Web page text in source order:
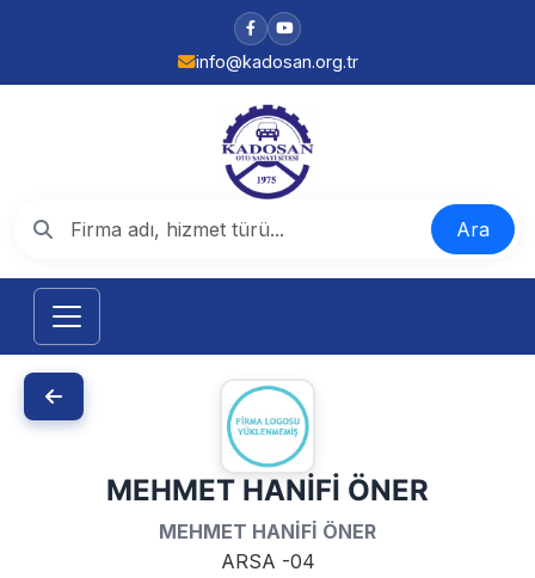
info@kadosan.org.tr
Ara
MEHMET HANİFİ ÖNER
MEHMET HANİFİ ÖNER
ARSA -04